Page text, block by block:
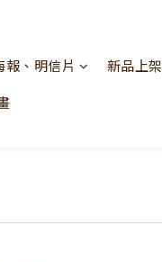
、明信片 新品上架